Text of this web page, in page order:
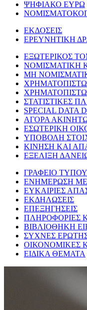
ΨΗΦΙΑΚΟ ΕΥΡΩ
ΕΚΔΟΣΕΙΣ
ΕΡΕΥΝΗΤΙΚΗ
ΕΞΩΤΕΡΙΚΟΣ
ΝΟΜΙΣΜΑΤΙΚΗ
ΜΗ
ΣΤΑΤΙΣΤΙΚΕΣ
SPECIAL DATA
ΑΓΟΡΑ
ΕΣΩΤΕΡΙΚΗ
ΥΠΟΒΟΛΗ
ΚΙΝΗΣΗ ΚΑΙ
ΕΞΕΛΙΞΗ
ΓΡΑΦΕΙΟ ΤΥΠΟΥ
ΕΝΗΜΕΡΩΣΗ
ΕΥΚΑΙΡΙΕΣ
ΕΚΔΗΛΩΣΕΙΣ
ΕΠΕΞΗΓΗΣΕΙΣ
ΠΛΗΡΟΦΟΡΙΕΣ
ΒΙΒΛΙΟΘΗΚΗ
ΣΥΧΝΕΣ
ΟΙΚΟΝΟΜΙΚΕΣ
ΕΙΔΙΚΑ ΘΕΜΑΤΑ